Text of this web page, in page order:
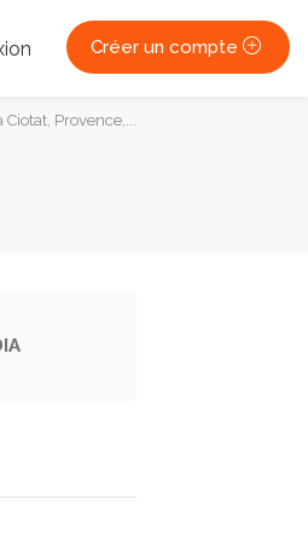
Créer un compte
Provence,...